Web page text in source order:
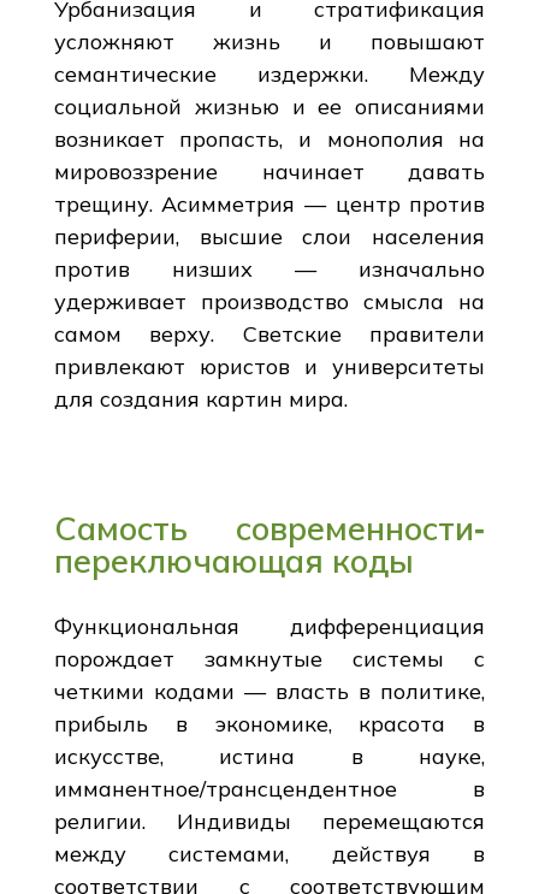
Урбанизация и стратификация
усложняют жизнь и повышают
семантические издержки. Между
социальной жизнью и ее описаниями
возникает пропасть, и монополия на
мировоззрение начинает давать
трещину. Асимметрия — центр против
периферии, высшие слои населения
против низших — изначально
удерживает производство смысла на
самом верху. Светские правители
привлекают юристов и университеты
для создания картин мира.
Самость современности‑
переключающая коды
Функциональная дифференциация
порождает замкнутые системы с
четкими кодами — власть в политике,
прибыль в экономике, красота в
искусстве, истина в науке,
имманентное/трансцендентное в
религии. Индивиды перемещаются
между системами, действуя в
соответствии с соответствующим